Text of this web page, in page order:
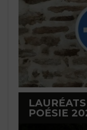
POÉSIE